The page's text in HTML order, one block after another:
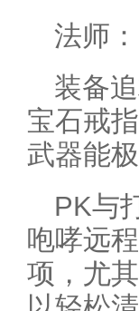
法师：
装备
宝石戒
武器能
PK与
咆哮远
项，尤